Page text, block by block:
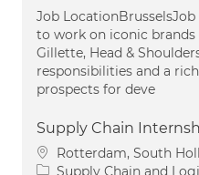
Job
to work on iconic brands
Gillette, Head &
responsibilities and a
prospects for deve
Supply Chain
Location
Rotterdam, South
Category
Supply Chain and